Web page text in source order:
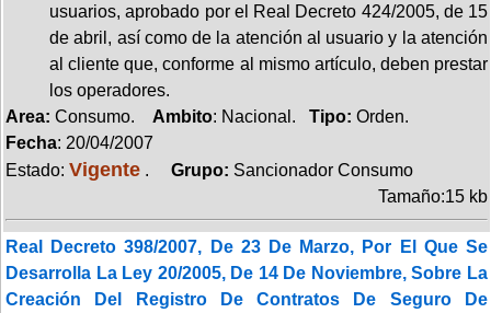
usuarios, aprobado por el Real Decreto 424/2005, de 15
de abril, así como de la atención al usuario y la atención
al cliente que, conforme al mismo artículo, deben prestar
los operadores.
Area: Consumo. Ambito: Nacional. Tipo: Orden.
Fecha: 20/04/2007
Estado: Vigente . Grupo: Sancionador Consumo
Tamaño:15 kb
Real Decreto 398/2007, De 23 De Marzo, Por El Que Se
Desarrolla La Ley 20/2005, De 14 De Noviembre, Sobre La
Creación Del Registro De Contratos De Seguro De